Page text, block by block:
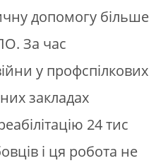
допомогу більше
За час
у профспілкових
закладах
24 тис
і ця робота не